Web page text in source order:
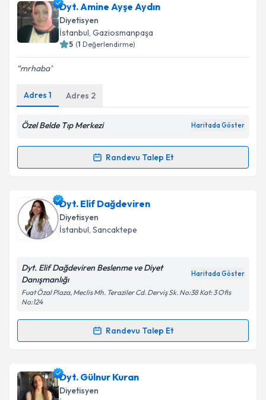
Dyt. Amine Ayşe Aydın
Diyetisyen
İstanbul, Gaziosmanpaşa
5 (1 Değerlendirme)
mrhaba
Adres 1 Adres 2
Özel Belde Tıp Merkezi Haritada Göster
Randevu Talep Et
Randevu Takvimi Talebi
Dyt. Amine Ayşe Aydıniçin randevu takvimi talebi
oluşturun. Size bu uzmandan randevu almanız için bir
takvim hazırlandığında e-posta ile bilgilendireceğiz.
Metni'ni okudum ve kişisel verilerimin belirtilen
kapsamda işlenmesini kabul ediyorum.
Dyt. Elif Dağdeviren
Diyetisyen
İstanbul, Sancaktepe
Dyt. Elif Dağdeviren Beslenme ve Diyet
Danışmanlığı
Haritada Göster
Fuat Özal Plaza, Meclis Mh. Teraziler Cd. Derviş Sk. No:38 Kat: 3 Ofis
No:124
Randevu Talep Et
Randevu Takvimi Talebi
Dyt. Elif Dağdevireniçin randevu takvimi talebi
oluşturun. Size bu uzmandan randevu almanız için bir
Dyt. Gülnur Kuran
Diyetisyen